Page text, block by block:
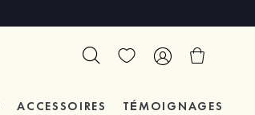
ACCESSOIRES TÉMOIGNAGES